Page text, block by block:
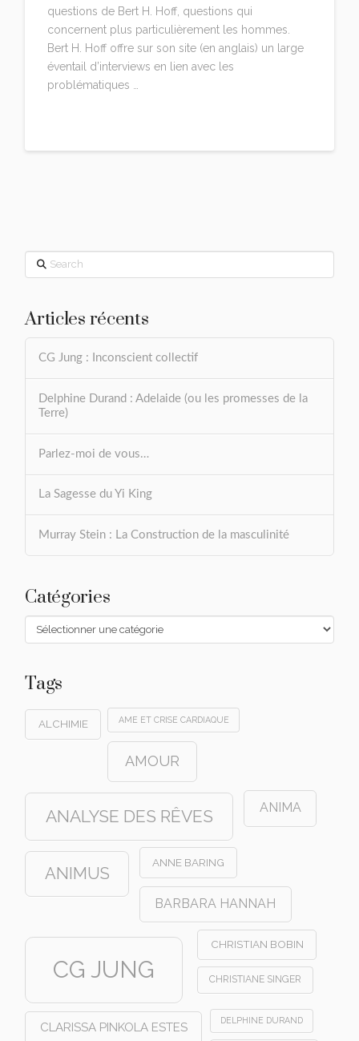
questions de Bert H. Hoff, questions qui
concernent plus particulièrement les hommes.
Bert H. Hoff offre sur son site (en anglais) un large
éventail d’interviews en lien avec les
problématiques …
Search
Articles récents
CG Jung : Inconscient collectif
Delphine Durand : Adelaide (ou les promesses de la
Terre)
Parlez-moi de vous…
La Sagesse du Yi King
Murray Stein : La Construction de la masculinité
Catégories
Catégories
Tags
ALCHIMIE AME ET CRISE CARDIAQUE
AMOUR
ANALYSE DES RÊVES ANIMA
ANIMUS
ANNE BARING
BARBARA HANNAH
CG JUNG
CHRISTIAN BOBIN
CHRISTIANE SINGER
CLARISSA PINKOLA ESTES DELPHINE DURAND